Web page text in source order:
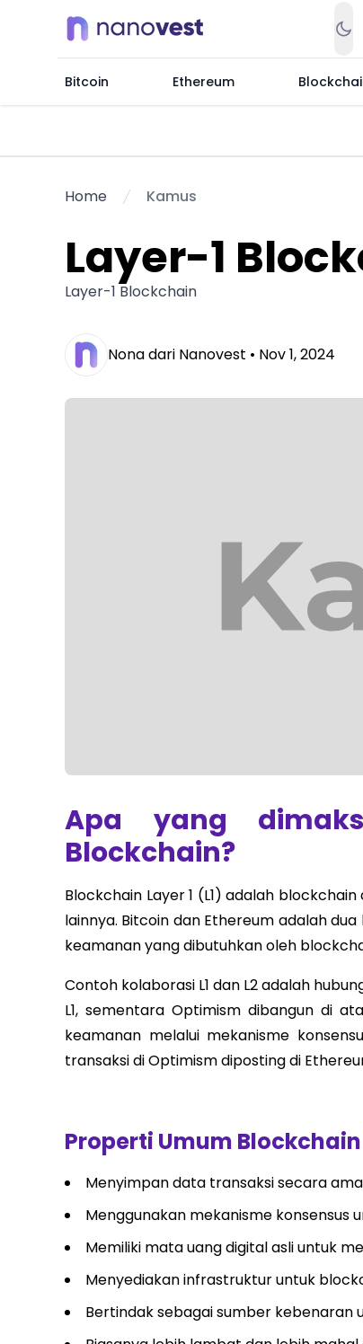
Bitcoin Ethereum
Home Kamus
Layer-1
Layer-1 Blockchain
Nona dari Nanovest • Nov 1, 2024
Apa yang
Blockchain?
Blockchain Layer 1 (L1) adalah
lainnya. Bitcoin dan Ethereum adalah
keamanan yang dibutuhkan oleh
Contoh kolaborasi L1 dan L2 adalah
L1, sementara Optimism dibangun di
keamanan melalui mekanisme
transaksi di Optimism diposting di
Properti Umum Blockchain
Menyimpan data transaksi secara
Menggunakan mekanisme konsensus
Memiliki mata uang digital asli untuk
Menyediakan infrastruktur untuk
Bertindak sebagai sumber kebenaran